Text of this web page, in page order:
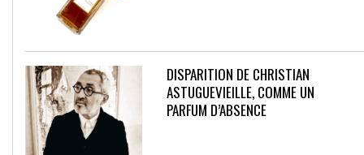
DISPARITION DE CHRISTIAN
ASTUGUEVIEILLE, COMME UN
PARFUM D’ABSENCE